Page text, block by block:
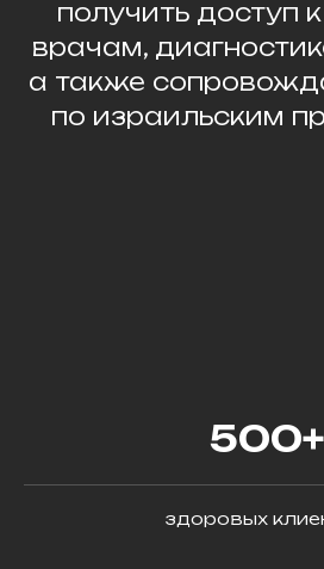
получить доступ
врачам,
а также
по израильским
500+
здоровых